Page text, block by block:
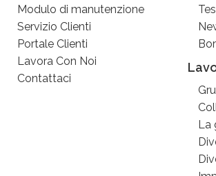
Modulo di manutenzione
Servizio Clienti
Portale Clienti
Lavora Con Noi
Contattaci
La